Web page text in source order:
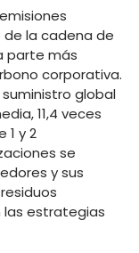
la cadena de
parte más
corporativa.
global
11,4 veces
1 y 2
se
y sus
las estrategias